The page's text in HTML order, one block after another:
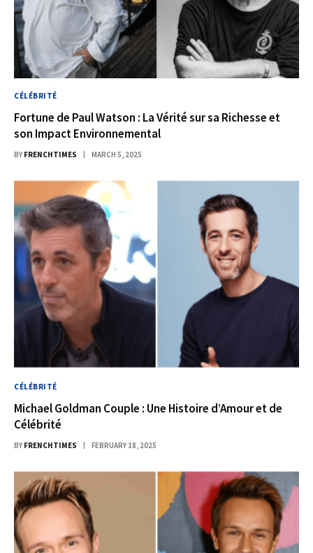
CÉLÉBRITÉ
Fortune de Paul Watson : La Vérité sur sa Richesse et
son Impact Environnemental
BY FRENCHTIMES MARCH 5, 2025
CÉLÉBRITÉ
Michael Goldman Couple : Une Histoire d’Amour et de
Célébrité
BY FRENCHTIMES FEBRUARY 18, 2025